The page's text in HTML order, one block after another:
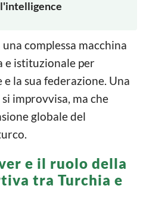
complessa macchina
e istituzionale per
la sua federazione. Una
improvvisa, ma che
globale del
e il ruolo della
tra Turchia e